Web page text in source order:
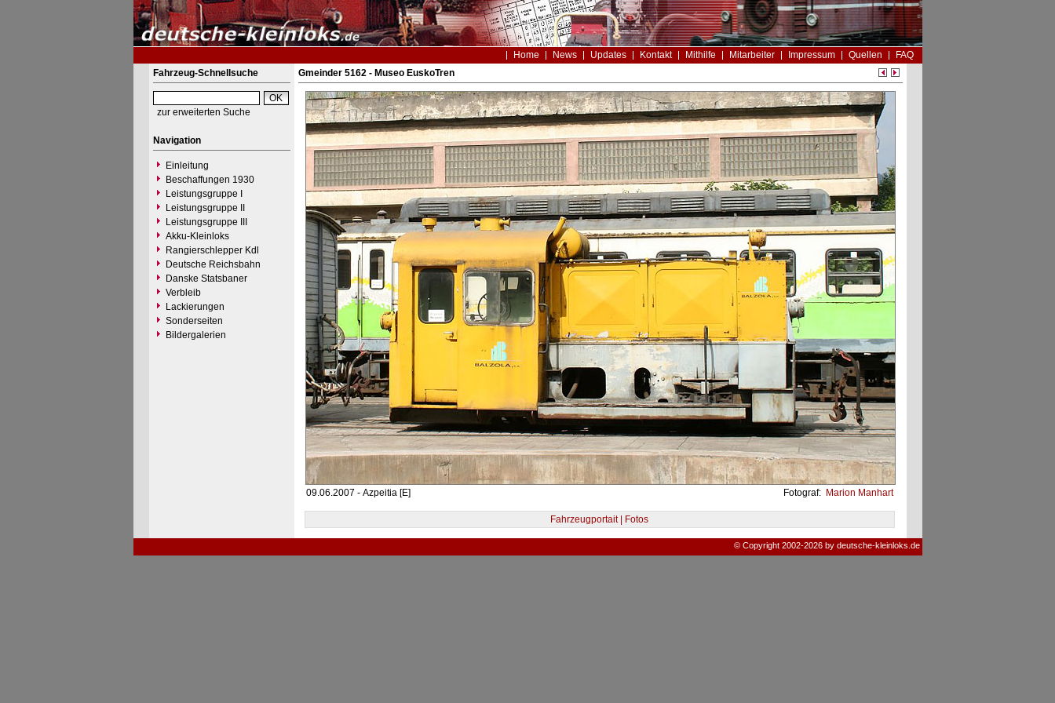
Home News Updates Kontakt Mithilfe Mitarbeiter Impressum Quellen
FAQ
Fahrzeug-Schnellsuche
zur erweiterten Suche
Navigation
Einleitung
Beschaffungen 1930
Leistungsgruppe I
Leistungsgruppe II
Leistungsgruppe III
Akku-Kleinloks
Rangierschlepper Kdl
Deutsche Reichsbahn
Danske Statsbaner
Verbleib
Lackierungen
Sonderseiten
Bildergalerien
Gmeinder 5162 - Museo EuskoTren
09.06.2007 - Azpeitia [E] Fotograf: Marion Manhart
Fahrzeugportait | Fotos
© Copyright 2002-2026 by deutsche-kleinloks.de